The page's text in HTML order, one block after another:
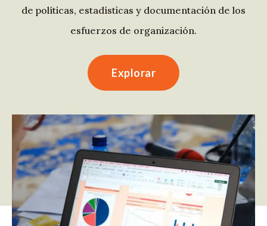
de políticas, estadísticas y documentación de los
esfuerzos de organización.
Explorar